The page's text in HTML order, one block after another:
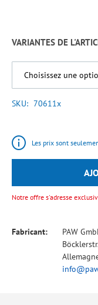
VARIANTES DE
SKU 70611x
Les prix sont
Notre offre s'adresse
Fabricant:
PAW